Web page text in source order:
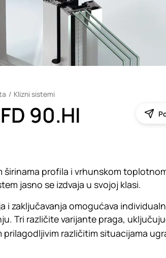
Klizni sistemi
90.HI
širinama profila i vrhunskom
jasno se izdvaja u svojoj klasi.
i zaključavanja omogućava
Tri različite varijante praga,
različitim situacijama